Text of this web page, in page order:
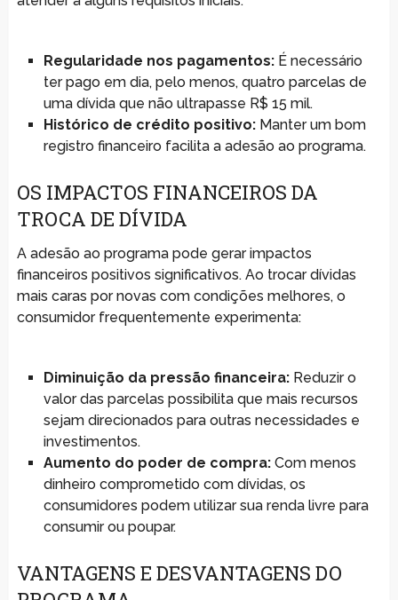
Regularidade nos pagamentos:É necessário
ter pago em dia, pelo menos, quatro parcelas de
uma dívida que não ultrapasse R$ 15 mil.
Histórico de crédito positivo:Manter um bom
registro financeiro facilita a adesão ao programa.
OS IMPACTOS FINANCEIROS DA
TROCA DE DÍVIDA
A adesão ao programa pode gerar impactos
financeiros positivos significativos. Ao trocar dívidas
mais caras por novas com condições melhores, o
consumidor frequentemente experimenta:
Diminuição da pressão financeira:Reduzir o
valor das parcelas possibilita que mais recursos
sejam direcionados para outras necessidades e
investimentos.
Aumento do poder de compra:Com menos
dinheiro comprometido com dívidas, os
consumidores podem utilizar sua renda livre para
consumir ou poupar.
VANTAGENS E DESVANTAGENS DO